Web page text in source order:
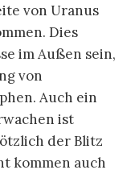
von Uranus
Dies
im Außen sein,
von
Auch ein
ist
der Blitz
kommen auch